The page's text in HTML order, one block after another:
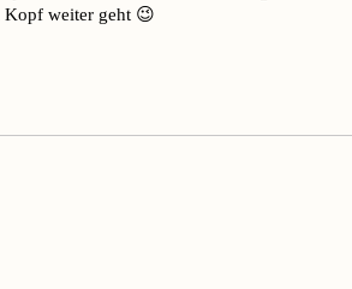
Kopf weiter geht 😉